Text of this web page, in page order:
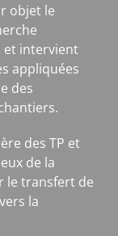
objet le
et intervient
appliquées
des
des TP et
de la
le transfert de
la